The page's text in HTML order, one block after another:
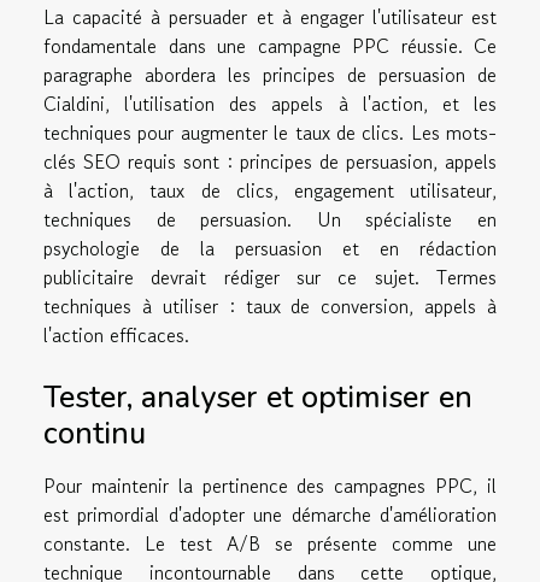
La capacité à persuader et à engager l'utilisateur est
fondamentale dans une campagne PPC réussie. Ce
paragraphe abordera les principes de persuasion de
Cialdini, l'utilisation des appels à l'action, et les
techniques pour augmenter le taux de clics. Les mots-
clés SEO requis sont : principes de persuasion, appels
à l'action, taux de clics, engagement utilisateur,
techniques de persuasion. Un spécialiste en
psychologie de la persuasion et en rédaction
publicitaire devrait rédiger sur ce sujet. Termes
techniques à utiliser : taux de conversion, appels à
l'action efficaces.
Tester, analyser et optimiser en
continu
Pour maintenir la pertinence des campagnes PPC, il
est primordial d'adopter une démarche d'amélioration
constante. Le test A/B se présente comme une
technique incontournable dans cette optique,